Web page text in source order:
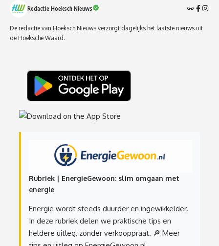
Redactie Hoeksch Nieuws
De redactie van Hoeksch Nieuws verzorgt dagelijks het laatste nieuws uit
de Hoeksche Waard.
Rubriek | EnergieGewoon: slim omgaan met
energie
Energie wordt steeds duurder en ingewikkelder.
In deze rubriek delen we praktische tips en
heldere uitleg, zonder verkooppraat. 🔎 Meer